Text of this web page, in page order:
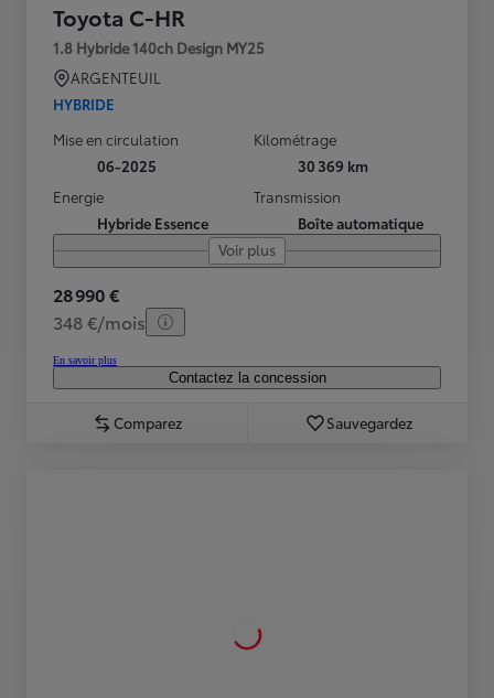
Toyota C-HR
1.8 Hybride 140ch Design MY25
ARGENTEUIL
HYBRIDE
Mise en circulation
06-2025
Kilométrage
30 369 km
Energie
Hybride Essence
Transmission
Boîte automatique
Voir plus
28 990 €
348 €/mois
En savoir plus
Contactez la concession
Comparez Sauvegardez